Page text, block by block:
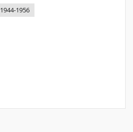
1944-1956